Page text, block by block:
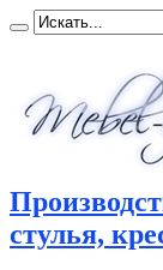
стулья,